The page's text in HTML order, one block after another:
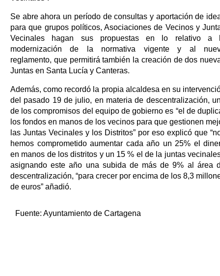
Se abre ahora un período de consultas y aportación de
para que grupos políticos, Asociaciones de Vecinos y
Vecinales hagan sus propuestas en lo relativo a
modernización de la normativa vigente y al
reglamento, que permitirá también la creación de dos
Juntas en Santa Lucía y Canteras.
Además, como recordó la propia alcaldesa en su
del pasado 19 de julio, en materia de descentralización,
de los compromisos del equipo de gobierno es “el de
los fondos en manos de los vecinos para que gestionen
las Juntas Vecinales y los Distritos” por eso explicó que
hemos comprometido aumentar cada año un 25% el
en manos de los distritos y un 15 % el de la juntas
asignando este año una subida de más de 9% al área
descentralización, “para crecer por encima de los 8,3
de euros” añadió.
Fuente: Ayuntamiento de Cartagena